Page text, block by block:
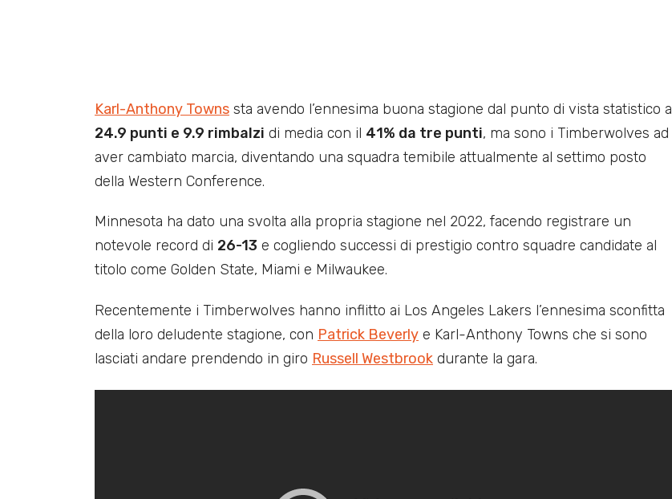
Karl-Anthony Towns sta avendo l’ennesima buona stagione dal punto di vista statistico a
24.9 punti e 9.9 rimbalzi di media con il 41% da tre punti, ma sono i Timberwolves ad
aver cambiato marcia, diventando una squadra temibile attualmente al settimo posto
della Western Conference.
Minnesota ha dato una svolta alla propria stagione nel 2022, facendo registrare un
notevole record di 26-13 e cogliendo successi di prestigio contro squadre candidate al
titolo come Golden State, Miami e Milwaukee.
Recentemente i Timberwolves hanno inflitto ai Los Angeles Lakers l’ennesima sconfitta
della loro deludente stagione, con Patrick Beverly e Karl-Anthony Towns che si sono
lasciati andare prendendo in giro Russell Westbrook durante la gara.